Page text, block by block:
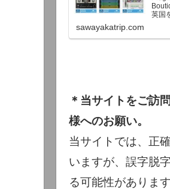
英国
で、
sawayakatrip.com
＊当サイトをご訪
様へのお願い。
当サイトでは、正
いますが、誤字脱
る可能性がありま